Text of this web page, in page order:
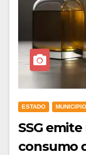
ESTADO
SSG
consumo